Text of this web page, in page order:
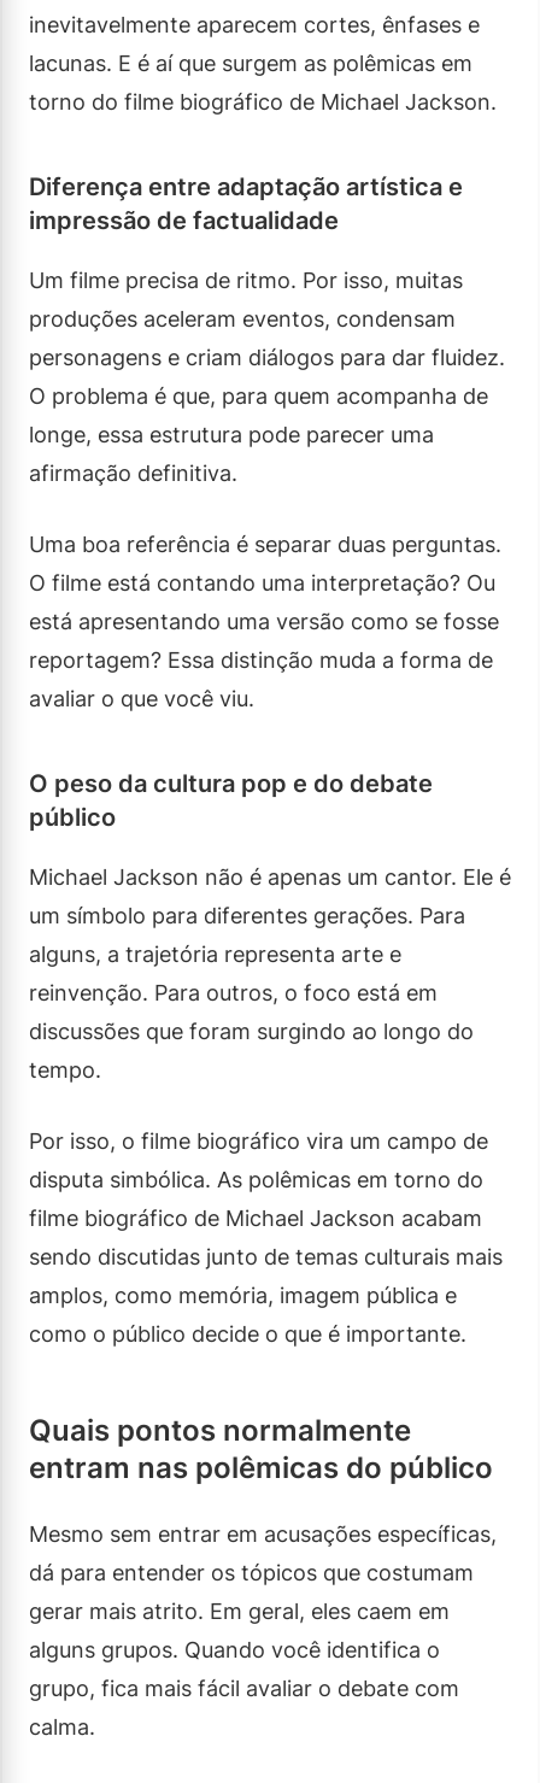
inevitavelmente aparecem cortes, ênfases e
lacunas. E é aí que surgem as polêmicas em
torno do filme biográfico de Michael Jackson.
Diferença entre adaptação artística e
impressão de factualidade
Um filme precisa de ritmo. Por isso, muitas
produções aceleram eventos, condensam
personagens e criam diálogos para dar fluidez.
O problema é que, para quem acompanha de
longe, essa estrutura pode parecer uma
afirmação definitiva.
Uma boa referência é separar duas perguntas.
O filme está contando uma interpretação? Ou
está apresentando uma versão como se fosse
reportagem? Essa distinção muda a forma de
avaliar o que você viu.
O peso da cultura pop e do debate
público
Michael Jackson não é apenas um cantor. Ele é
um símbolo para diferentes gerações. Para
alguns, a trajetória representa arte e
reinvenção. Para outros, o foco está em
discussões que foram surgindo ao longo do
tempo.
Por isso, o filme biográfico vira um campo de
disputa simbólica. As polêmicas em torno do
filme biográfico de Michael Jackson acabam
sendo discutidas junto de temas culturais mais
amplos, como memória, imagem pública e
como o público decide o que é importante.
Quais pontos normalmente
entram nas polêmicas do público
Mesmo sem entrar em acusações específicas,
dá para entender os tópicos que costumam
gerar mais atrito. Em geral, eles caem em
alguns grupos. Quando você identifica o
grupo, fica mais fácil avaliar o debate com
calma.